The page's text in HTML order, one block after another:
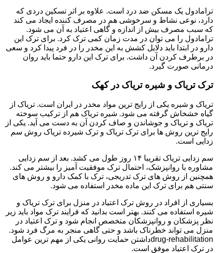
ترامادول یک مسکن ضد درد است. علاوه بر اثر تسکین دردی که
دارد، نوعی نشاط و سرخوشی هم در مصرف کننده ایجاد می کند
که سبب مصرف بیش از اندازه و گاهی اعتیاد به آن می شود.
ترامادول را می توان در مدت زمان کمی ترک کرد. برای ترک این
دارو در ابتدا باید دلایل کشش به این مخدر را در فرد پیدا کرد و سعی
در برطرف کردن آن داشت. برای ترک این دارو حتما باید روان
درمانی صورت گیرد.
ترک تریاک و شیره تریاک در کهک
تریاک و شیره یکی از رایج ترین مواد مخدر در ایران است. تریاک از
گیاه خشخاش گرفته می شود. شیره تریاک هم از ترکیب سوخته
تریاک و تریاک و جوشاندن و صاف کردن آن به دست می آید. یکی از
رایج ترین روش ها برای ترک تریاک و ترک شیرده تریاک روش سم
زدایی است.
سم زدایی تریاک تقریبا ۱۴ روز طول می کشد. بعد از سم زدایی
مشاوره با روانپزشک، احتمال ترک موفقیت آمیز را بیشتر می کند.
همچنین از روش های ترک تدریجی، ترک با کمک دارو و روش های
سنتی هم برای ترک این ماده مخدر استفاده می شود.
بسیاری از افراد در روش ترک اعتیاد در منزل برای ترک تریاک و
شیره استفاده می کنند. بهتر است بدانید که فرایند ترک مواد باید زیر
نظر پزشکان و روانپزشکان متخصص انجام شود و ترک اعتیاد در
منزل می تواند خطرناک باشد و حتی گاهی منجر به مرگ فرد شود.
drug-rehabilitationداشتن حمایت روانی یکی از مهم ترین عوامل
در ترک اعتیاد موفق است.